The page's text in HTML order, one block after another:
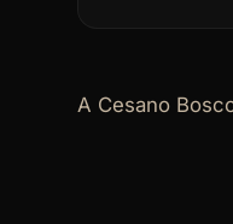
A Cesano